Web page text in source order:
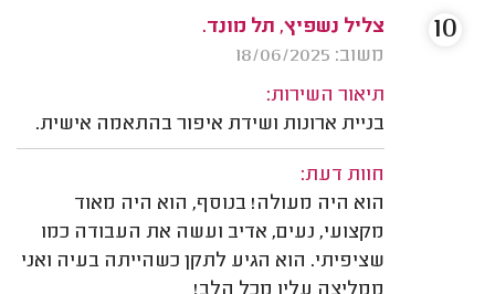
צליל נשפיץ, תל מונד.
משוב: 18/06/2025
תיאור השירות:
בניית ארונות ושידת איפור בהתאמה אישית.
חוות דעת:
הוא היה מעולה! בנוסף, הוא היה מאוד
מקצועי, נעים, אדיב ועשה את העבודה כמו
שציפיתי. הוא הגיע לתקן כשהייתה בעיה ואני
10